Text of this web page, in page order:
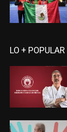
LO + POPULAR